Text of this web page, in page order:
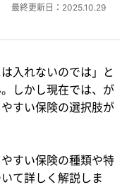
最終更新日： 2025.10.29
入れないのでは」と
しかし現在では、が
すい保険の選択肢が
すい保険の種類や特
て詳しく解説しま